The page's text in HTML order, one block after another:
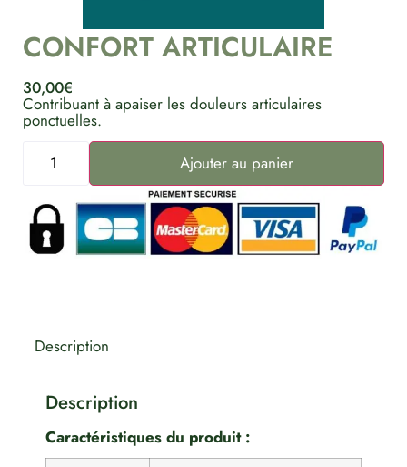
CONFORT ARTICULAIRE
30,00€
Contribuant à apaiser les douleurs articulaires
ponctuelles.
Ajouter au panier
Description
Description
Caractéristiques du produit :